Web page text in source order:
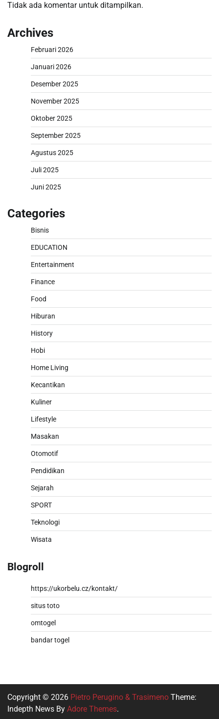
Tidak ada komentar untuk ditampilkan.
Archives
Februari 2026
Januari 2026
Desember 2025
November 2025
Oktober 2025
September 2025
Agustus 2025
Juli 2025
Juni 2025
Categories
Bisnis
EDUCATION
Entertainment
Finance
Food
Hiburan
History
Hobi
Home Living
Kecantikan
Kuliner
Lifestyle
Masakan
Otomotif
Pendidikan
Sejarah
SPORT
Teknologi
Wisata
Blogroll
https://ukorbelu.cz/kontakt/
situs toto
omtogel
bandar togel
Copyright © 2026 Pietro Perugino & Trasimeno Theme:
Indepth News By Adore Themes.